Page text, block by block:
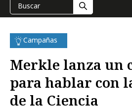
Campañas
Merkle lanza un
para hablar con
de la Ciencia